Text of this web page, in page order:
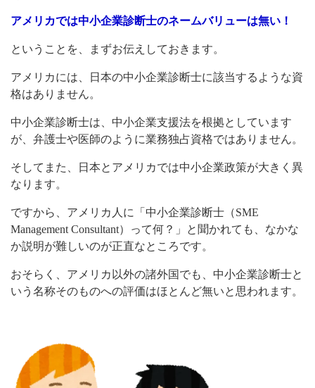
アメリカでは中小企業診断士のネームバリューは無い！
ということを、まずお伝えしておきます。
アメリカには、日本の中小企業診断士に該当するような資
格はありません。
中小企業診断士は、中小企業支援法を根拠としています
が、弁護士や医師のように業務独占資格ではありません。
そしてまた、日本とアメリカでは中小企業政策が大きく異
なります。
ですから、アメリカ人に「中小企業診断士（SME
Management Consultant）って何？」と聞かれても、なかな
か説明が難しいのが正直なところです。
おそらく、アメリカ以外の諸外国でも、中小企業診断士と
いう名称そのものへの評価はほとんど無いと思われます。